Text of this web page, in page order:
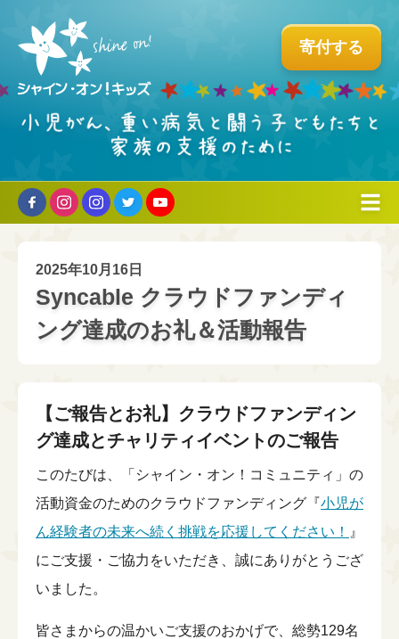
寄付する
組織について
ミッションとこれまでの歩み
↳タイラーについて
↳創立者からのメッセージ
理事会
チームメンバー
情報公開
アーカイブ
↳パートナー企業
↳ニュース
↳プレスリリース
↳メディア掲載
ホスピタル・ファシリティドッグ®︎
ビーズ・オブ・カレッジ
↳ チーム・ビーズ・オブ・カレッジ
シャイン・オン！コミュニティ
シャイン・オン！コネクションズ
↳シャイン・オン！コネクションズぷらす
シャイン・オン！フレンズ
参加者の声
支える・参加する
小児がんや重い病気を経験したみなさんへ
English
2025年10月16日
Syncable クラウドファンディ
ング達成のお礼＆活動報告
【ご報告とお礼】クラウドファンディン
グ達成とチャリティイベントのご報告
このたびは、「シャイン・オン！コミュニティ」の
活動資金のためのクラウドファンディング『小児が
ん経験者の未来へ続く挑戦を応援してください！
』
にご支援・ご協力をいただき、誠にありがとうござ
いました。
皆さまからの温かいご支援のおかげで、総勢129名